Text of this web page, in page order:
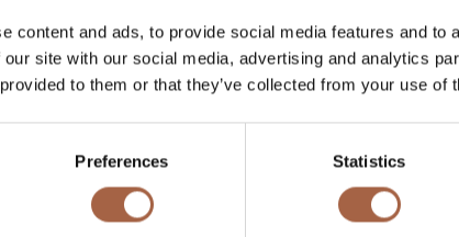
content and ads, to provide social media features and to
site with our social media, advertising and analytics
to them or that they’ve collected from your use of
Preferences Statistics